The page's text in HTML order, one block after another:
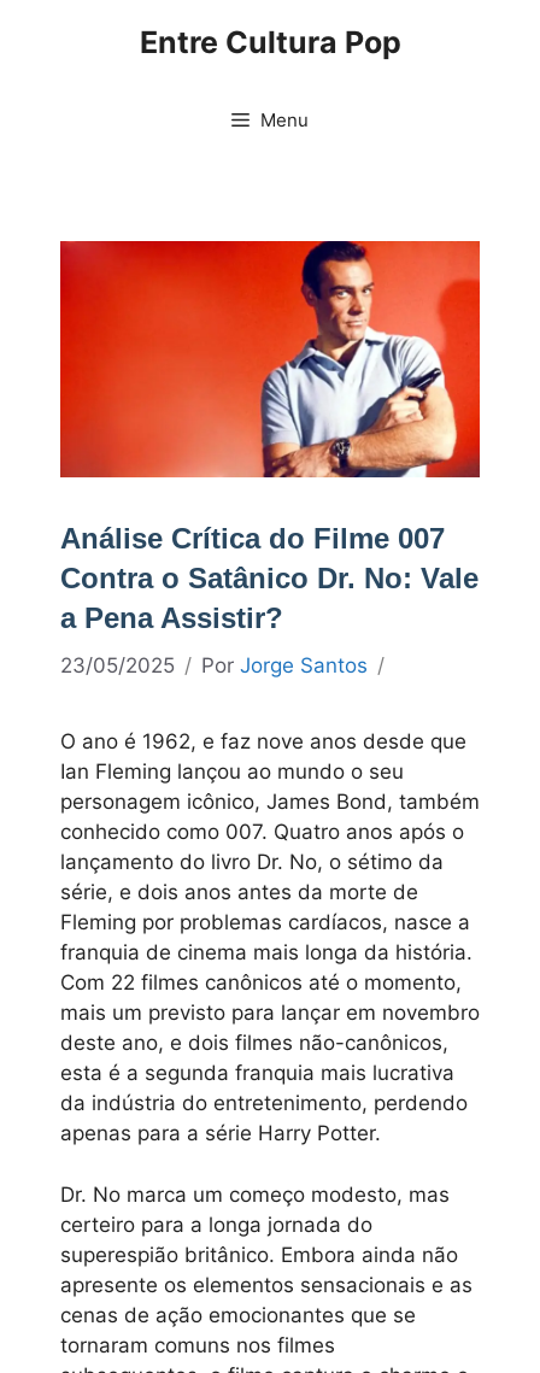
Entre Cultura Pop
Menu
Análise Crítica do Filme 007
Contra o Satânico Dr. No: Vale
a Pena Assistir?
23/05/2025 Por Jorge Santos
O ano é 1962, e faz nove anos desde que
Ian Fleming lançou ao mundo o seu
personagem icônico, James Bond, também
conhecido como 007. Quatro anos após o
lançamento do livro Dr. No, o sétimo da
série, e dois anos antes da morte de
Fleming por problemas cardíacos, nasce a
franquia de cinema mais longa da história.
Com 22 filmes canônicos até o momento,
mais um previsto para lançar em novembro
deste ano, e dois filmes não-canônicos,
esta é a segunda franquia mais lucrativa
da indústria do entretenimento, perdendo
apenas para a série Harry Potter.
Dr. No marca um começo modesto, mas
certeiro para a longa jornada do
superespião britânico. Embora ainda não
apresente os elementos sensacionais e as
cenas de ação emocionantes que se
tornaram comuns nos filmes